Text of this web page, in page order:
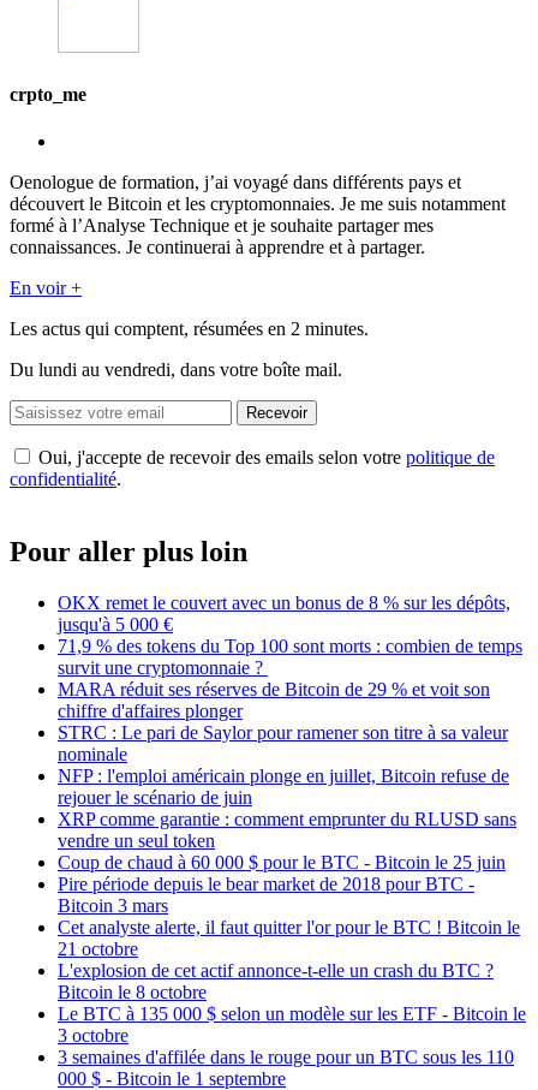
crpto_me
Oenologue de formation, j’ai voyagé dans différents pays et
découvert le Bitcoin et les cryptomonnaies. Je me suis notamment
formé à l’Analyse Technique et je souhaite partager mes
connaissances. Je continuerai à apprendre et à partager.
En voir +
Les actus qui comptent, résumées en 2 minutes.
Du lundi au vendredi, dans votre boîte mail.
Recevoir
Oui, j'accepte de recevoir des emails selon votre politique de
confidentialité.
Pour aller plus loin
OKX remet le couvert avec un bonus de 8 % sur les dépôts,
jusqu'à 5 000 €
71,9 % des tokens du Top 100 sont morts : combien de temps
survit une cryptomonnaie ?
MARA réduit ses réserves de Bitcoin de 29 % et voit son
chiffre d'affaires plonger
STRC : Le pari de Saylor pour ramener son titre à sa valeur
nominale
NFP : l'emploi américain plonge en juillet, Bitcoin refuse de
rejouer le scénario de juin
XRP comme garantie : comment emprunter du RLUSD sans
vendre un seul token
Coup de chaud à 60 000 $ pour le BTC - Bitcoin le 25 juin
Pire période depuis le bear market de 2018 pour BTC -
Bitcoin 3 mars
Cet analyste alerte, il faut quitter l'or pour le BTC ! Bitcoin le
21 octobre
L'explosion de cet actif annonce-t-elle un crash du BTC ?
Bitcoin le 8 octobre
Le BTC à 135 000 $ selon un modèle sur les ETF - Bitcoin le
3 octobre
3 semaines d'affilée dans le rouge pour un BTC sous les 110
000 $ - Bitcoin le 1 septembre